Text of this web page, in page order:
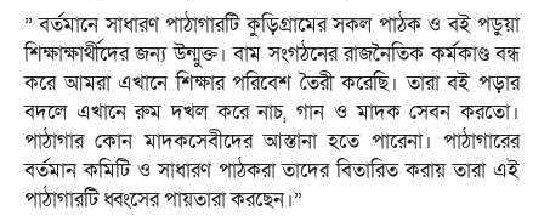
” বর্তমানে সাধারণ পাঠাগারটি কুড়িগ্রামের সকল পাঠক ও বই পড়ুয়া
শিক্ষাক্ষার্থীদের জন্য উন্মুক্ত। বাম সংগঠনের রাজনৈতিক কর্মকাণ্ড বন্ধ
করে আমরা এখানে শিক্ষার পরিবেশ তৈরী করেছি। তারা বই পড়ার
বদলে এখানে রুম দখল করে নাচ, গান ও মাদক সেবন করতো।
পাঠাগার কোন মাদকসেবীদের আস্তানা হতে পারেনা। পাঠাগারের
বর্তমান কমিটি ও সাধারণ পাঠকরা তাদের বিতারিত করায় তারা এই
পাঠাগারটি ধ্বংসের পায়তারা করছেন।”